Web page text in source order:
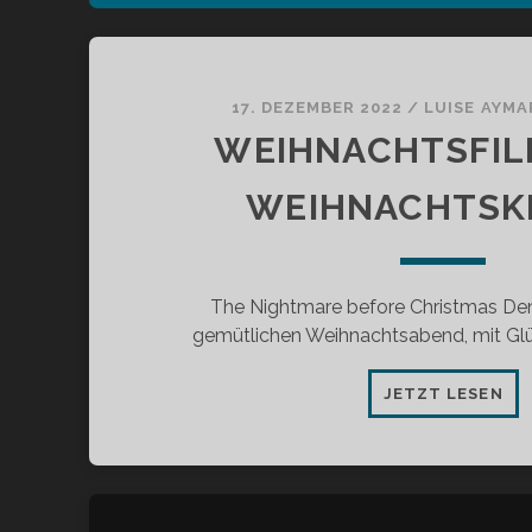
17. DEZEMBER 2022 / LUISE
The Nightmare before Christmas
gemütlichen Weihnachtsabend, mit
JETZT LESEN